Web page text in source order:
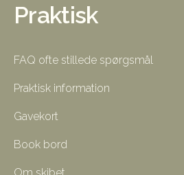
Praktisk
FAQ ofte stillede spørgsmål
Praktisk information
Gavekort
Book bord